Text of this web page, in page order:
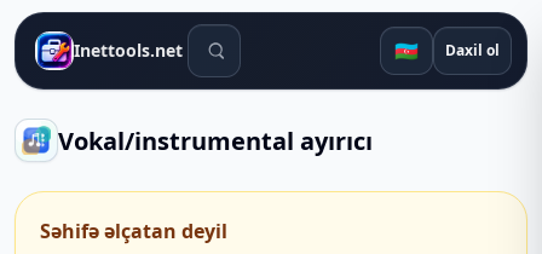
Inettools.net Axtarış alətləri 🇦🇿 Daxil ol
Vokal/instrumental ayırıcı
Səhifə əlçatan deyil